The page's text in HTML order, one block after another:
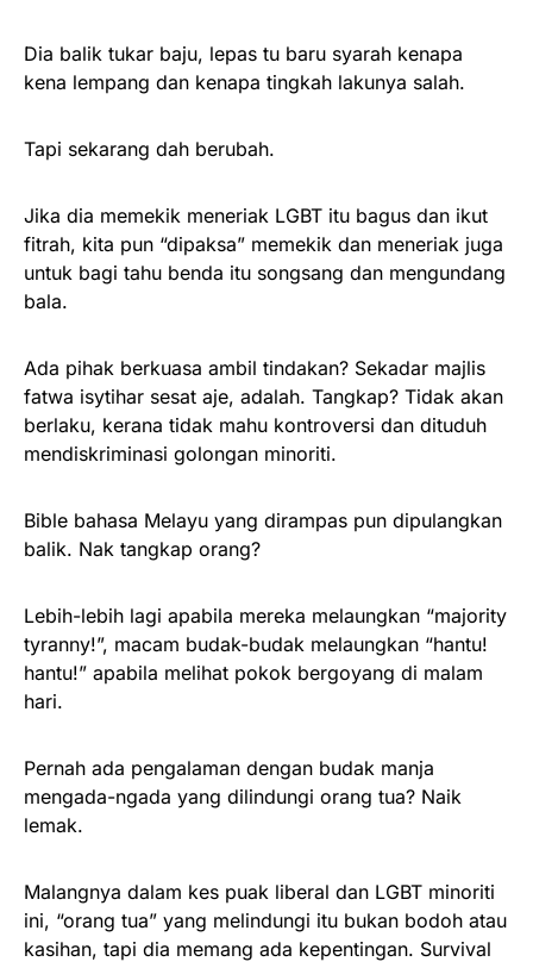
Dia balik tukar baju, lepas tu baru syarah kenapa
kena lempang dan kenapa tingkah lakunya salah.
Tapi sekarang dah berubah.
Jika dia memekik meneriak LGBT itu bagus dan ikut
fitrah, kita pun “dipaksa” memekik dan meneriak juga
untuk bagi tahu benda itu songsang dan mengundang
bala.
Ada pihak berkuasa ambil tindakan? Sekadar majlis
fatwa isytihar sesat aje, adalah. Tangkap? Tidak akan
berlaku, kerana tidak mahu kontroversi dan dituduh
mendiskriminasi golongan minoriti.
Bible bahasa Melayu yang dirampas pun dipulangkan
balik. Nak tangkap orang?
Lebih-lebih lagi apabila mereka melaungkan “majority
tyranny!”, macam budak-budak melaungkan “hantu!
hantu!” apabila melihat pokok bergoyang di malam
hari.
Pernah ada pengalaman dengan budak manja
mengada-ngada yang dilindungi orang tua? Naik
lemak.
Malangnya dalam kes puak liberal dan LGBT minoriti
ini, “orang tua” yang melindungi itu bukan bodoh atau
kasihan, tapi dia memang ada kepentingan. Survival